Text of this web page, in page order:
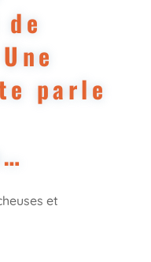
parle
et